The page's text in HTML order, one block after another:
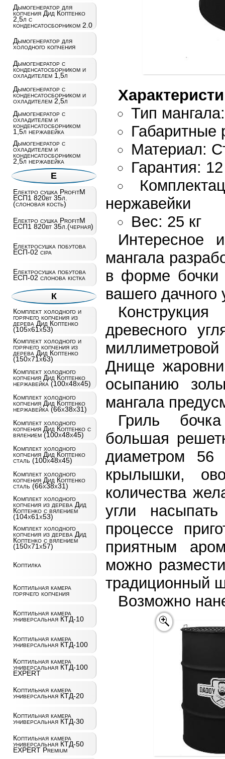
Дымогенератор для
копчения Дид Коптенко
2,5л с
конденсатосборником 2.0
Дымогенератор для
холодного копчения
Дымогенератор с
конденсатосборником и
охладителем 1,5л
Дымогенератор с
конденсатосборником и
охладителем 2,5л
Дымогенератор с
охладителем и
конденсатосборником
1,5л нержавейка
Дымогенератор с
охладителем и
конденсатосборником
2,5л нержавейка
Е
Електро сушка ProfitM
ЕСП1 820вт 35л.
(слоновая кость)
Електро сушка ProfitM
ЕСП1 820вт 35л.(черная)
Електросушка побутова
ЕСП-02 сiра
Електросушка побутова
ЕСП-02 слонова кістка
К
Комплект холодного и
горячего копчения из
дерева Дид Коптенко
(105х61х53)
Комплект холодного и
горячего копчения из
дерева Дид Коптенко
(150х71х63)
Комплект холодного
копчения Дид Коптенко
нержавейка (100х48х45)
Комплект холодного
копчения Дид Коптенко
нержавейка (66х38х31)
Комплект холодного
копчения Дид Коптенко с
вялением (100х48х45)
Комплект холодного
копчения Дид Коптенко
сталь (100х48х45)
Комплект холодного
копчения Дид Коптенко
сталь (66х38х31)
Комплект холодного
копчения из дерева Дид
Коптенко с вялением
(104х61х53)
Комплект холодного
копчения из дерева Дид
Коптенко с вялением
(150х71х57)
Коптилка
Коптильная камера
горячего копчения
Коптильная камера
универсальная КТД-10
Коптильная камера
универсальная КТД-100
Коптильная камера
универсальная КТД-100
EXPERT
Коптильная камера
универсальная КТД-20
Коптильная камера
универсальная КТД-30
Коптильная камера
универсальная КТД-50
EXPERT Premium
Тип
Материал:
Гарантия:
нержавейки
Вес: 25 кг
Интересное
мангала
в форме бочки
вашего дачного
древесного
Днище жаровни
осыпанию
мангала
Гриль
большая
диаметром 56
крылышки,
количества
угли
процессе
приятным
можно
традиционный
Возможно